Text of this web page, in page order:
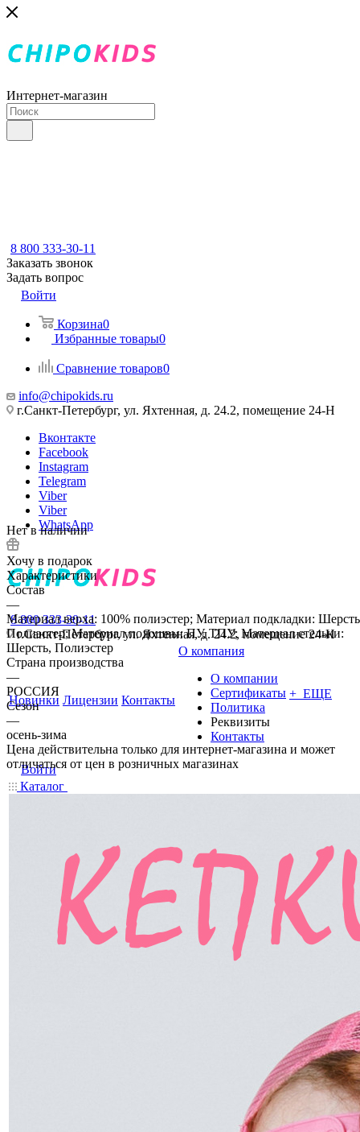
Интернет-магазин
8 800 333-30-11
Заказать звонок
Задать вопрос
Войти
Корзина0
Избранные товары0
Сравнение товаров0
info@chipokids.ru
г.Санкт-Петербург, ул. Яхтенная, д. 24.2, помещение 24-Н
Вконтакте
Facebook
Instagram
Telegram
Viber
Viber
WhatsApp
8 800 333-30-11
г.Санкт-Петербург, ул. Яхтенная, д. 24.2, помещение 24-Н
Новинки Лицензии Контакты
О компания
О компании
Сертификаты
Политика
Реквизиты
Контакты
+ ЕЩЕ
Войти
Каталог
Нет в наличии
Хочу в подарок
Характеристики
Состав
—
Материал верха: 100% полиэстер; Материал подкладки:
Полиэстер; Материал подошвы: ПУ, ТПУ; Материал стельки:
Шерсть, Полиэстер
Страна производства
—
РОССИЯ
Сезон
—
осень-зима
Цена действительна только для интернет-магазина и может
отличаться от цен в розничных магазинах